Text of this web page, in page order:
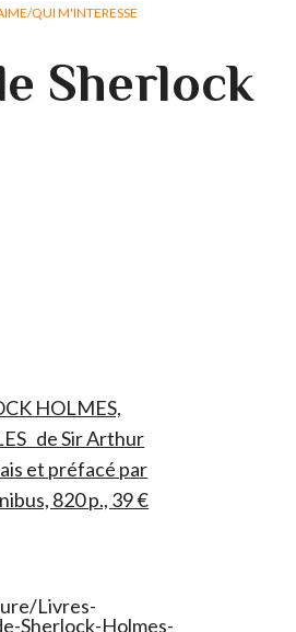
QUI M'INTERESSE
Sherlock
HOLMES,
de Sir Arthur
et préfacé par
820 p., 39 €
Livres-
Sherlock-Holmes-